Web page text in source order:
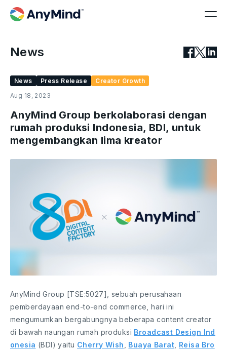
News
News Press Release
Creator Growth
Aug 18, 2023
AnyMind Group berkolaborasi dengan
rumah produksi Indonesia, BDI, untuk
mengembangkan lima kreator
AnyMind Group [TSE:5027], sebuah perusahaan
pemberdayaan end-to-end commerce, hari ini
mengumumkan bergabungnya beberapa content creator
di bawah naungan rumah produksi Broadcast Design Ind
onesia (BDI) yaitu Cherry Wish Buaya Barat Reisa Bro